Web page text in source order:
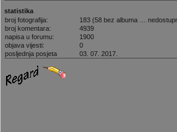
statistika
broj fotografija:
183 (58 bez albuma …
broj komentara:
4939
napisa u forumu:
1900
objava vijesti:
0
posljednja posjeta
03. 07. 2017.